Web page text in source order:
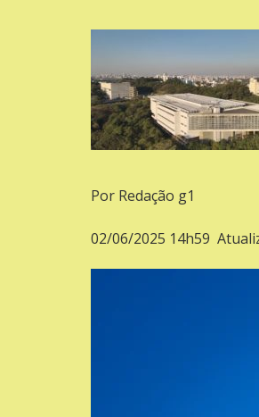
Por Redação g1
02/06/2025 14h59